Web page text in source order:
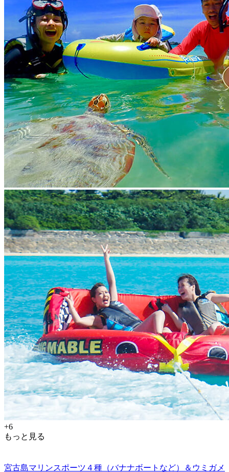
+6
もっと見る
宮古島マリンスポーツ４種（バナナボートなど）＆ウミガメ